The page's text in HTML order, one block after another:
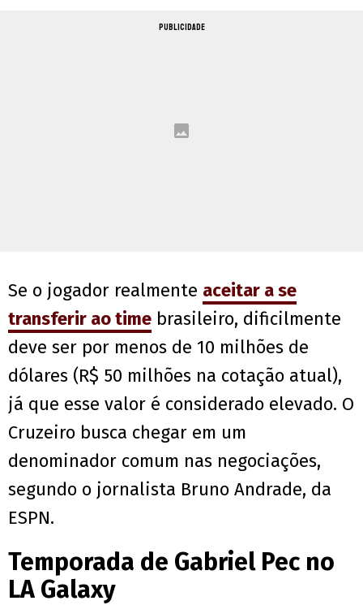
PUBLICIDADE
Se o jogador realmente aceitar a se
transferir ao time brasileiro, dificilmente
deve ser por menos de 10 milhões de
dólares (R$ 50 milhões na cotação atual),
já que esse valor é considerado elevado. O
Cruzeiro busca chegar em um
denominador comum nas negociações,
segundo o jornalista Bruno Andrade, da
ESPN.
Temporada de Gabriel Pec no
LA Galaxy